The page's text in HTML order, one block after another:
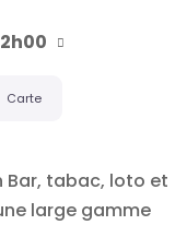
Carte
Bar, tabac, loto et
large gamme